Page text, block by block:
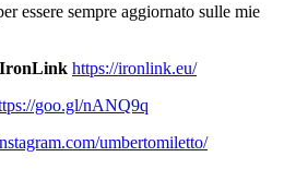
essere sempre aggiornato sulle mie
IronLink https://ironlink.eu/
goo.gl/nANQ9q
umbertomiletto/